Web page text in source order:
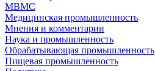
МВМС
Медицинская промышленность
Мнения и комментарии
Наука и промышленность
Обрабатывающая промышленность
Пищевая промышленность